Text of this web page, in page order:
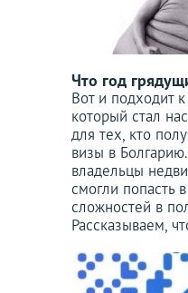
Что год
Вот и подходит
который стал
для тех, кто
визы в
владельцы
смогли попасть
сложностей в
Рассказываем,